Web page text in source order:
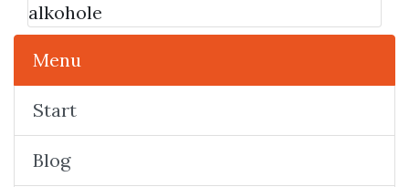
alkohole
Menu
Start
Blog